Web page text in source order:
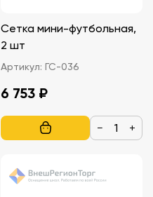
Сетка мини-футбольная,
2 шт
Артикул: ГС-036
6 753 ₽
− +